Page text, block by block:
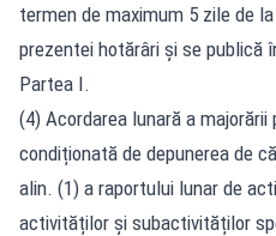
termen de maximum 5 zile de
prezentei hotărâri și se publică
Partea I.
(4) Acordarea lunară a
condiționată de depunerea de
alin. (1) a raportului lunar de
activităților și subactivităților